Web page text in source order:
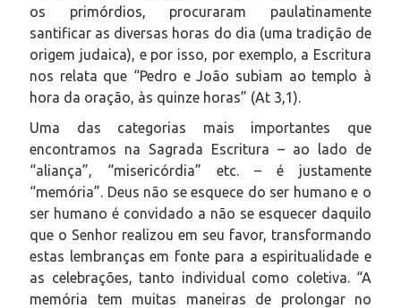
os primórdios, procuraram paulatinamente
santificar as diversas horas do dia (uma tradição de
origem judaica), e por isso, por exemplo, a Escritura
nos relata que “Pedro e João subiam ao templo à
hora da oração, às quinze horas” (At 3,1).
Uma das categorias mais importantes que
encontramos na Sagrada Escritura – ao lado de
“aliança”, “misericórdia” etc. – é justamente
“memória”. Deus não se esquece do ser humano e o
ser humano é convidado a não se esquecer daquilo
que o Senhor realizou em seu favor, transformando
estas lembranças em fonte para a espiritualidade e
as celebrações, tanto individual como coletiva. “A
memória tem muitas maneiras de prolongar no